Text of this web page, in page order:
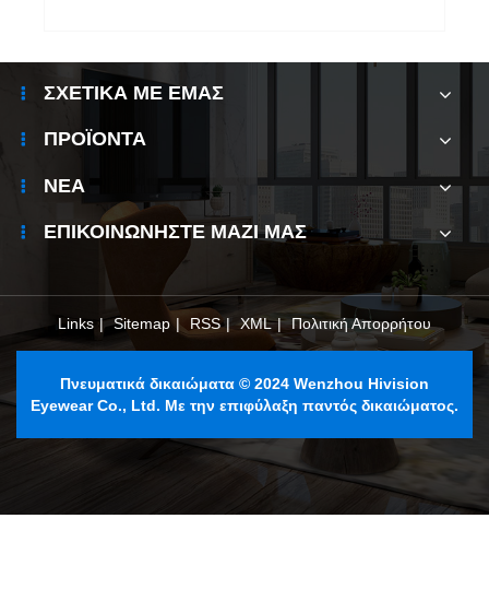
ΣΧΕΤΙΚΆ ΜΕ ΕΜΆΣ
ΠΡΟΪΌΝΤΑ
ΝΈΑ
ΕΠΙΚΟΙΝΩΝΉΣΤΕ ΜΑΖΊ ΜΑΣ
Links | Sitemap | RSS | XML | Πολιτική Απορρήτου
Πνευματικά δικαιώματα © 2024 Wenzhou Hivision
Eyewear Co., Ltd. Με την επιφύλαξη παντός δικαιώματος.